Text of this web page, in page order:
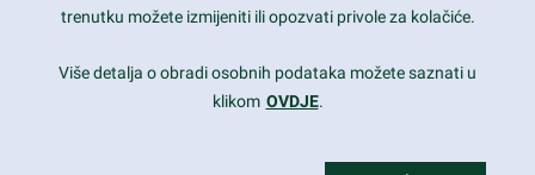
Copyright 2017FRESHFACE© All Rights Reserved
trenutku možete izmijeniti ili opozvati privole za kolačiće.
Više detalja o obradi osobnih podataka možete saznati u
klikom OVDJE.